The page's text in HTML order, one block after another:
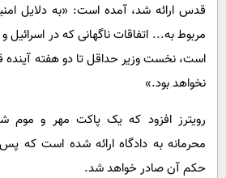
قدس ارائه شد، آمده است: «به دلایل
مربوط به... اتفاقات ناگهانی که در اسرائیل
است، نخست وزیر حداقل تا دو هفته آینده
نخواهد بود.»
رویترز افزود که یک پاکت مهر و موم
محرمانه به دادگاه ارائه شده است که پس
حکم آن صادر خواهد شد.